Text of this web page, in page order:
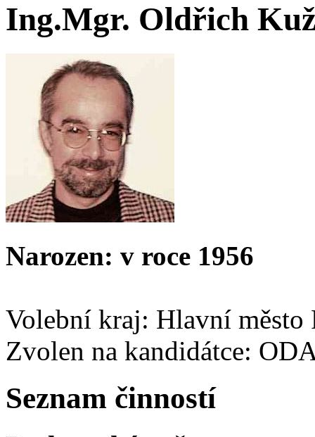
Ing.Mgr. Oldřich
Narozen: v roce 1956
Volební kraj: Hlavní město
Zvolen na kandidátce:
Seznam činností